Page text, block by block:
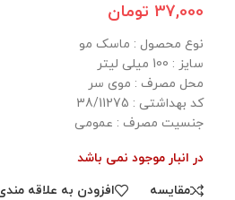
37,000 تومان
نوع محصول : ماسک مو
سایز : 100 میلی لیتر
محل مصرف : موی سر
کد بهداشتی : 38/11275
جنسیت مصرف : عمومی
در انبار موجود نمی باشد
مقایسه
افزودن به علاقه